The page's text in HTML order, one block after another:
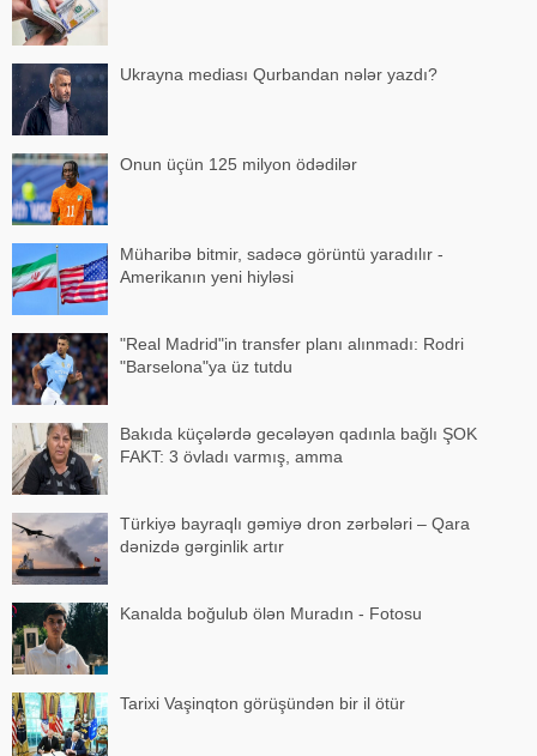
Ukrayna mediası Qurbandan nələr yazdı?
Onun üçün 125 milyon ödədilər
Müharibə bitmir, sadəcə görüntü yaradılır -
Amerikanın yeni hiyləsi
"Real Madrid"in transfer planı alınmadı: Rodri
"Barselona"ya üz tutdu
Bakıda küçələrdə gecələyən qadınla bağlı ŞOK
FAKT: 3 övladı varmış, amma
Türkiyə bayraqlı gəmiyə dron zərbələri – Qara
dənizdə gərginlik artır
Kanalda boğulub ölən Muradın - Fotosu
Tarixi Vaşinqton görüşündən bir il ötür